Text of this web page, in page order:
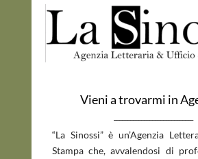
Vieni a trovarmi in
“La Sinossi” è un’Agenzia
Stampa che, avvalendosi di